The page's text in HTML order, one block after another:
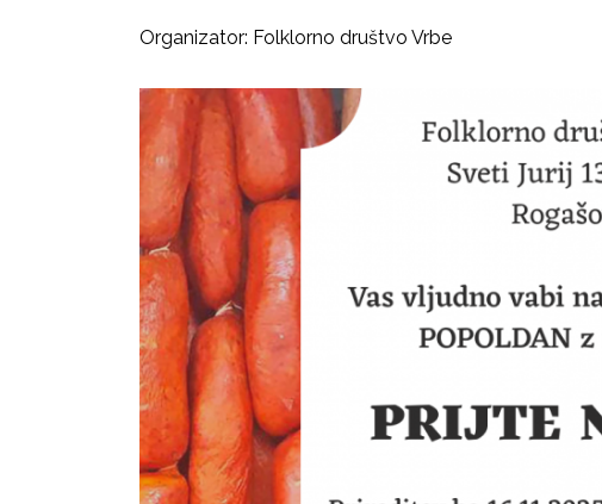
Organizator: Folklorno društvo Vrbe